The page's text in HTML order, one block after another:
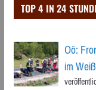
TOP 4 IN 24
Oö:
im